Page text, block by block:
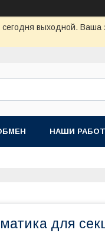
выходной.
НАШИ
для